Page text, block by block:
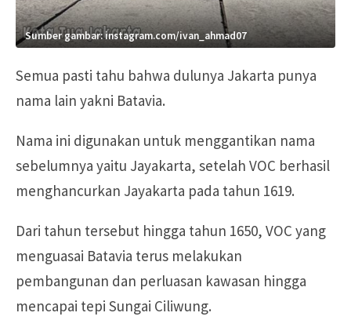
Sumber gambar: instagram.com/ivan_ahmad07
Semua pasti tahu bahwa dulunya Jakarta punya
nama lain yakni Batavia.
Nama ini digunakan untuk menggantikan nama
sebelumnya yaitu Jayakarta, setelah VOC berhasil
menghancurkan Jayakarta pada tahun 1619.
Dari tahun tersebut hingga tahun 1650, VOC yang
menguasai Batavia terus melakukan
pembangunan dan perluasan kawasan hingga
mencapai tepi Sungai Ciliwung.